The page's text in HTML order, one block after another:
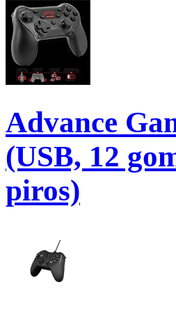
Advance
(USB, 12
piros)